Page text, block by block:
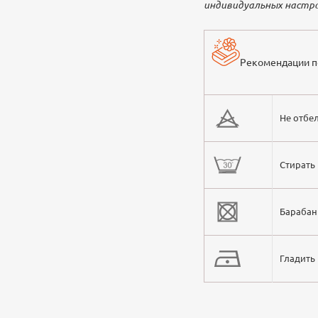
индивидуальных
Рекомендации
Не